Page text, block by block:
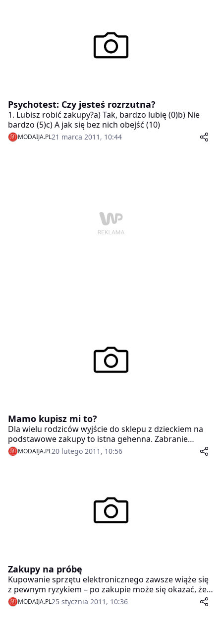
Psychotest: Czy jesteś rozrzutna?
1. Lubisz robić zakupy?a) Tak, bardzo lubię (0)b) Nie
bardzo (5)c) A jak się bez nich obejść (10)
MODAIJA.PL21 marca 2011, 10:44
Mamo kupisz mi to?
Dla wielu rodziców wyjście do sklepu z dzieckiem na
podstawowe zakupy to istna gehenna. Zabranie
dziecka na zakupy nie zawsze jest dla nas komfortowe.
Nie ze względu na dodatkowy „obowiązek”, bo
MODAIJA.PL20 lutego 2011, 10:56
Zakupy na próbę
Kupowanie sprzętu elektronicznego zawsze wiąże się
z pewnym ryzykiem – po zakupie może się okazać, że
wybrane urządzenie nie do końca odpowiada naszym
potrzebom. Vobis postanowił zredukować to ryzyko
MODAIJA.PL25 stycznia 2011, 10:36